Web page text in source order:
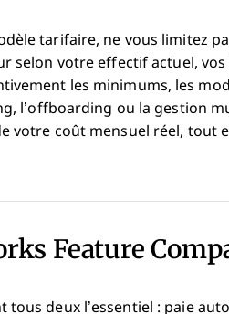
tarifaire, ne vous limitez
selon votre effectif actuel,
les minimums, les
l’offboarding ou la gestion
votre coût mensuel réel, tout
Feature
tous deux l’essentiel : paie